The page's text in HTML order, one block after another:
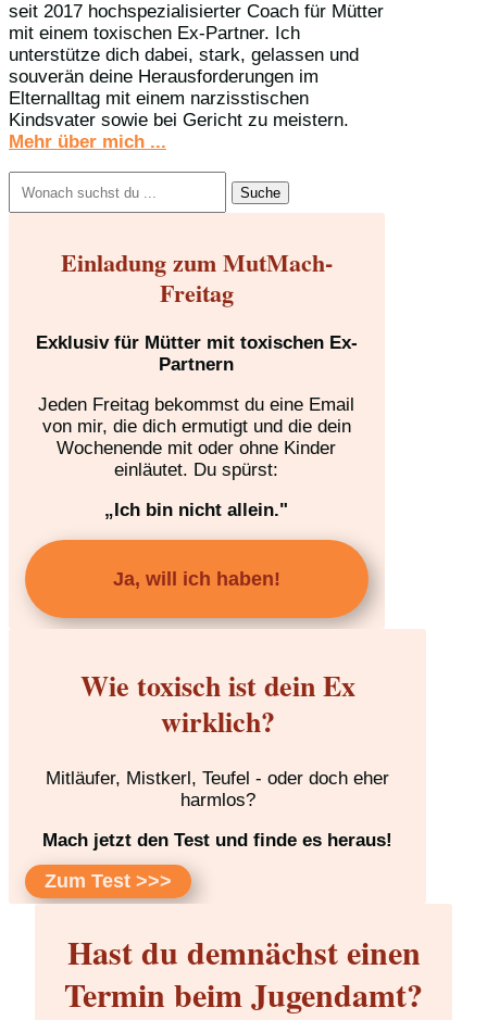
seit 2017 hochspezialisierter Coach für Mütter
mit einem toxischen Ex-Partner. Ich
unterstütze dich dabei, stark, gelassen und
souverän deine Herausforderungen im
Elternalltag mit einem narzisstischen
Kindsvater sowie bei Gericht zu meistern.
Mehr über mich ...
nach:
Einladung zum MutMach-
Freitag
Exklusiv für Mütter mit toxischen Ex-
Partnern
Jeden Freitag bekommst du eine Email
von mir, die dich ermutigt und die dein
Wochenende mit oder ohne Kinder
einläutet. Du spürst:
„Ich bin nicht allein."
Ja, will ich haben!
Wie toxisch ist dein Ex
wirklich?
Mitläufer, Mistkerl, Teufel - oder doch eher
harmlos?
Mach jetzt den Test und finde es heraus!
Zum Test >>>
Hast du demnächst einen
Termin beim Jugendamt?